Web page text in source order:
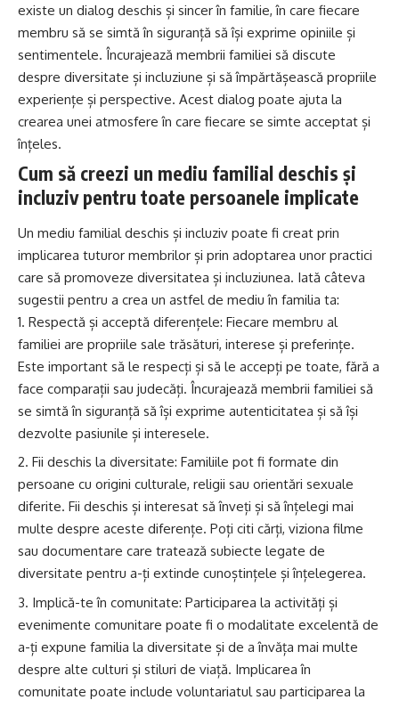
existe un dialog deschis și sincer în familie, în care fiecare
membru să se simtă în siguranță să își exprime opiniile și
sentimentele. Încurajează membrii familiei să discute
despre diversitate și incluziune și să împărtășească propriile
experiențe și perspective. Acest dialog poate ajuta la
crearea unei atmosfere în care fiecare se simte acceptat și
înțeles.
Cum să creezi un mediu familial deschis și
incluziv pentru toate persoanele implicate
Un mediu familial deschis și incluziv poate fi creat prin
implicarea tuturor membrilor și prin adoptarea unor practici
care să promoveze diversitatea și incluziunea. Iată câteva
sugestii pentru a crea un astfel de mediu în familia ta:
Respectă și acceptă diferențele: Fiecare membru al
familiei are propriile sale trăsături, interese și preferințe.
Este important să le respecți și să le accepți pe toate, fără a
face comparații sau judecăți. Încurajează membrii familiei să
se simtă în siguranță să își exprime autenticitatea și să își
dezvolte pasiunile și interesele.
Fii deschis la diversitate: Familiile pot fi formate din
persoane cu origini culturale, religii sau orientări sexuale
diferite. Fii deschis și interesat să înveți și să înțelegi mai
multe despre aceste diferențe. Poți citi cărți, viziona filme
sau documentare care tratează subiecte legate de
diversitate pentru a-ți extinde cunoștințele și înțelegerea.
Implică-te în comunitate: Participarea la activități și
evenimente comunitare poate fi o modalitate excelentă de
a-ți expune familia la diversitate și de a învăța mai multe
despre alte culturi și stiluri de viață. Implicarea în
comunitate poate include voluntariatul sau participarea la